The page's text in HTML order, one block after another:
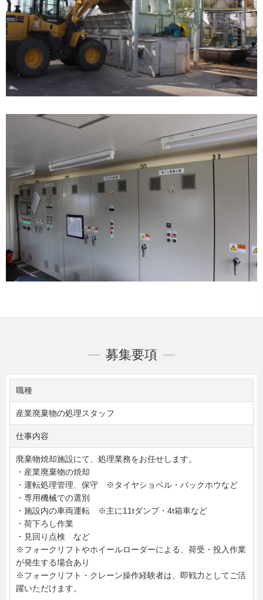
募集要項
職種
産業廃棄物の処理スタッフ
仕事内容
廃棄物焼却施設にて、処理業務をお任せします。
・産業廃棄物の焼却
・運転処理管理、保守 ※タイヤショベル・バックホウなど
・専用機械での選別
・施設内の車両運転 ※主に11tダンプ・4t箱車など
・荷下ろし作業
・見回り点検 など
※フォークリフトやホイールローダーによる、荷受・投入作業
が発生する場合あり
※フォークリフト・クレーン操作経験者は、即戦力としてご活
躍いただけます。